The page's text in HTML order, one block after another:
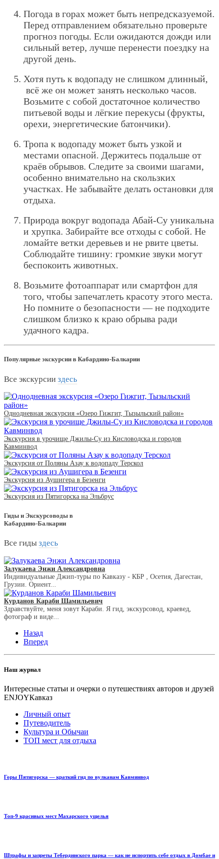
Погода в горах может быть непредсказуемой.
Перед отправлением обязательно проверьте
прогноз погоды. Если ожидаются дожди или
сильный ветер, лучше перенести поездку на
другой день.
Хотя путь к водопаду не слишком длинный,
всё же он может занять несколько часов.
Возьмите с собой достаточное количество
питьевой воды и лёгкие перекусы (фрукты,
орехи, энергетические батончики).
Тропа к водопаду может быть узкой и
местами опасной. Держитесь подальше от
краёв обрывов. Следите за своими шагами,
особенно внимательно на скользких
участках. Не забывайте делать остановки для
отдыха.
Природа вокруг водопада Абай-Су уникальна
и хрупка. Забирайте все отходы с собой. Не
ломайте ветки деревьев и не рвите цветы.
Соблюдайте тишину: громкие звуки могут
беспокоить животных.
Возьмите фотоаппарат или смартфон для
того, чтобы запечатлеть красоту этого места.
Но помните о безопасности — не подходите
слишком близко к краю обрыва ради
удачного кадра.
Популярные экскурсии в Кабардино-Балкарии
Все экскурсии здесь
Однодневная экскурсия «Озеро Гижгит, Тызыльский район»
Экскурсия в урочище Джилы-Су из Кисловодска и городов
Кавминвод
Экскурсия от Поляны Азау к водопаду Терскол
Экскурсия из Аушигера в Безенги
Экскурсия из Пятигорска на Эльбрус
Гиды и Экскурсоводы в
Кабардино-Балкарии
Все гиды здесь
Залукаева Энжи Александровна
Индивидуальные Джип-туры по Кавказу - КБР , Осетия, Дагестан,
Грузии. Ориент...
Курданов Караби Шамильевич
Здравствуйте, меня зовут Караби. Я гид, экскурсовод, краевед,
фотограф и виде...
Назад
Вперед
Наш журнал
Интересные статьи и очерки о путешествиях авторов и друзей
ENJOYКавказ
Личный опыт
Путеводитель
Культура и Обычаи
ТОП мест для отдыха
Горы Пятигорска — краткий гид по вулканам Кавминвод
Топ-9 красивых мест Махарского ущелья
Штрафы и запреты Тебердинского парка — как не испортить себе отдых в Домбае и